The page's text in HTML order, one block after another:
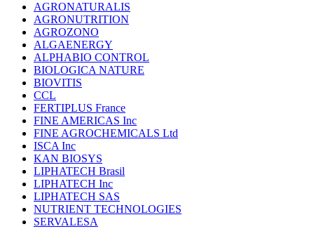
AGRONATURALIS
AGRONUTRITION
AGROZONO
ALGAENERGY
ALPHABIO CONTROL
BIOLOGICA NATURE
BIOVITIS
CCL
FERTIPLUS France
FINE AMERICAS Inc
FINE AGROCHEMICALS Ltd
ISCA Inc
KAN BIOSYS
LIPHATECH Brasil
LIPHATECH Inc
LIPHATECH SAS
NUTRIENT TECHNOLOGIES
SERVALESA